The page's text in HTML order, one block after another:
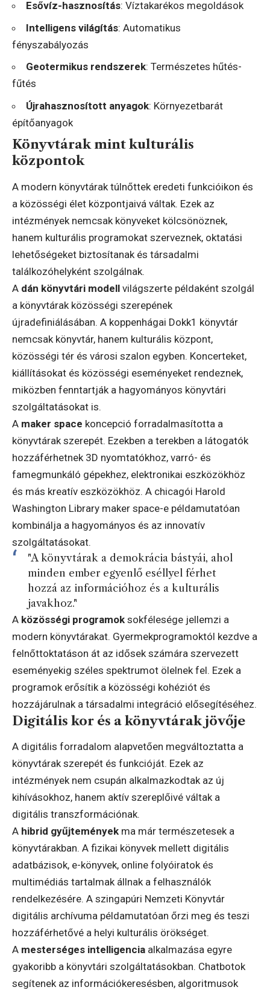
Esővíz-hasznosítás: Víztakarékos megoldások
Intelligens világítás: Automatikus
fényszabályozás
Geotermikus rendszerek: Természetes hűtés-
fűtés
Újrahasznosított anyagok: Környezetbarát
építőanyagok
Könyvtárak mint kulturális
központok
A modern könyvtárak túlnőttek eredeti funkcióikon és
a közösségi élet központjaivá váltak. Ezek az
intézmények nemcsak könyveket kölcsönöznek,
hanem kulturális programokat szerveznek, oktatási
lehetőségeket biztosítanak és társadalmi
találkozóhelyként szolgálnak.
A dán könyvtári modell világszerte példaként szolgál
a könyvtárak közösségi szerepének
újradefiniálásában. A koppenhágai Dokk1 könyvtár
nemcsak könyvtár, hanem kulturális központ,
közösségi tér és városi szalon egyben. Koncerteket,
kiállításokat és közösségi eseményeket rendeznek,
miközben fenntartják a hagyományos könyvtári
szolgáltatásokat is.
A maker space koncepció forradalmasította a
könyvtárak szerepét. Ezekben a terekben a látogatók
hozzáférhetnek 3D nyomtatókhoz, varró- és
famegmunkáló gépekhez, elektronikai eszközökhöz
és más kreatív eszközökhöz. A chicagói Harold
Washington Library maker space-e példamutatóan
kombinálja a hagyományos és az innovatív
szolgáltatásokat.
"A könyvtárak a demokrácia bástyái, ahol
minden ember egyenlő eséllyel férhet
hozzá az információhoz és a kulturális
javakhoz."
A közösségi programok sokfélesége jellemzi a
modern könyvtárakat. Gyermekprogramoktól kezdve a
felnőttoktatáson át az idősek számára szervezett
eseményekig széles spektrumot ölelnek fel. Ezek a
programok erősítik a közösségi kohéziót és
hozzájárulnak a társadalmi integráció elősegítéséhez.
Digitális kor és a könyvtárak jövője
A digitális forradalom alapvetően megváltoztatta a
könyvtárak szerepét és funkcióját. Ezek az
intézmények nem csupán alkalmazkodtak az új
kihívásokhoz, hanem aktív szereplőivé váltak a
digitális transzformációnak.
A hibrid gyűjtemények ma már természetesek a
könyvtárakban. A fizikai könyvek mellett digitális
adatbázisok, e-könyvek, online folyóiratok és
multimédiás tartalmak állnak a felhasználók
rendelkezésére. A szingapúri Nemzeti Könyvtár
digitális archívuma példamutatóan őrzi meg és teszi
hozzáférhetővé a helyi kulturális örökséget.
A mesterséges intelligencia alkalmazása egyre
gyakoribb a könyvtári szolgáltatásokban. Chatbotok
segítenek az információkeresésben, algoritmusok